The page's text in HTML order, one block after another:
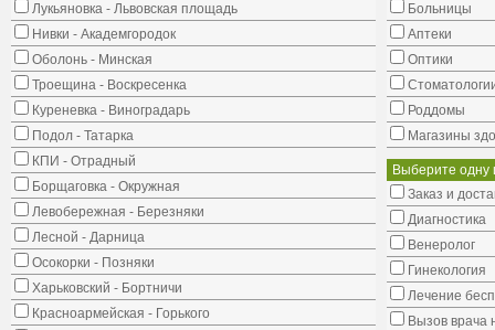
Лукьяновка - Львовская площадь
Нивки - Академгородок
Оболонь - Минская
Троещина - Воскресенка
Куреневка - Виноградарь
Подол - Татарка
КПИ - Отрадный
Борщаговка - Окружная
Левобережная - Березняки
Лесной - Дарница
Осокорки - Позняки
Харьковский - Бортничи
Красноармейская - Горького
Больницы
Аптеки
Оптики
Роддомы
Магазины
Выберите одну
Заказ и
Диагностика
Венеролог
Гинекология
Лечение
Вызов врача